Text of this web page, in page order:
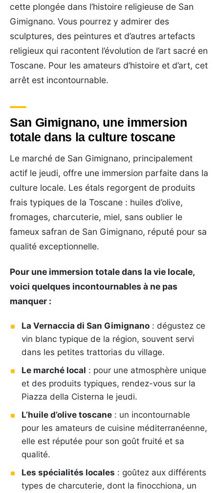
cette plongée dans l’histoire religieuse de San
Gimignano. Vous pourrez y admirer des
sculptures, des peintures et d’autres artefacts
religieux qui racontent l’évolution de l’art sacré en
Toscane. Pour les amateurs d’histoire et d’art, cet
arrêt est incontournable.
San Gimignano, une immersion
totale dans la culture toscane
Le marché de San Gimignano, principalement
actif le jeudi, offre une immersion parfaite dans la
culture locale. Les étals regorgent de produits
frais typiques de la Toscane : huiles d’olive,
fromages, charcuterie, miel, sans oublier le
fameux safran de San Gimignano, réputé pour sa
qualité exceptionnelle.
Pour une immersion totale dans la vie locale,
voici quelques incontournables à ne pas
manquer :
La Vernaccia di San Gimignano : dégustez ce
vin blanc typique de la région, souvent servi
dans les petites trattorias du village.
Le marché local : pour une atmosphère unique
et des produits typiques, rendez-vous sur la
Piazza della Cisterna le jeudi.
L’huile d’olive toscane : un incontournable
pour les amateurs de cuisine méditerranéenne,
elle est réputée pour son goût fruité et sa
qualité.
Les spécialités locales : goûtez aux différents
types de charcuterie, dont la finocchiona, un